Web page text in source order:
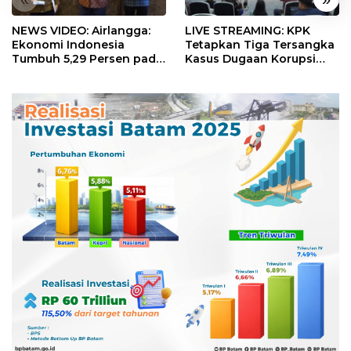
NEWS VIDEO: Airlangga:
Ekonomi Indonesia
Tumbuh 5,29 Persen pada
LIVE STREAMING: KPK
Tetapkan Tiga Tersangka
Kasus Dugaan Korupsi